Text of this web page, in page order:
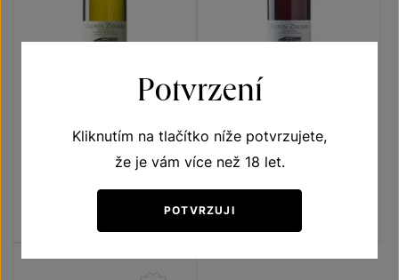
Muškát Ottonel
Terroir - toulky vinicemi
Rulandské modré
Terroir - toulky vinicemi
Potvrzení
Kliknutím na tlačítko níže potvrzujete,
že je vám více než 18 let.
POTVRZUJI